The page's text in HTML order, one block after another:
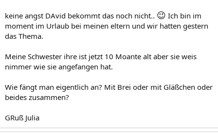
keine angst DAvid bekommt das noch nicht.. 😉 Ich bin im
moment im Urlaub bei meinen eltern und wir hatten gestern
das Thema.
Meine Schwester ihre ist jetzt 10 Moante alt aber sie weis
nimmer wie sie angefangen hat.
Wie fängt man eigentlich an? Mit Brei oder mit Gläßchen oder
beides zusammen?
GRuß Julia